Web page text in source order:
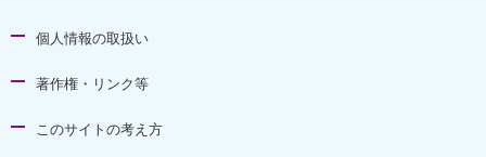
個人情報の取扱い
著作権・リンク等
このサイトの考え方